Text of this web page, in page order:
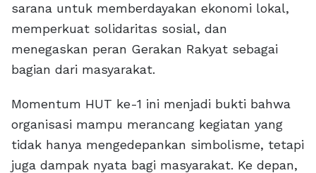
sarana untuk memberdayakan ekonomi lokal,
memperkuat solidaritas sosial, dan
menegaskan peran Gerakan Rakyat sebagai
bagian dari masyarakat.
Momentum HUT ke-1 ini menjadi bukti bahwa
organisasi mampu merancang kegiatan yang
tidak hanya mengedepankan simbolisme, tetapi
juga dampak nyata bagi masyarakat. Ke depan,